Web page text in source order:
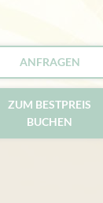
ANFRAGEN
ZUM BESTPREIS
BUCHEN